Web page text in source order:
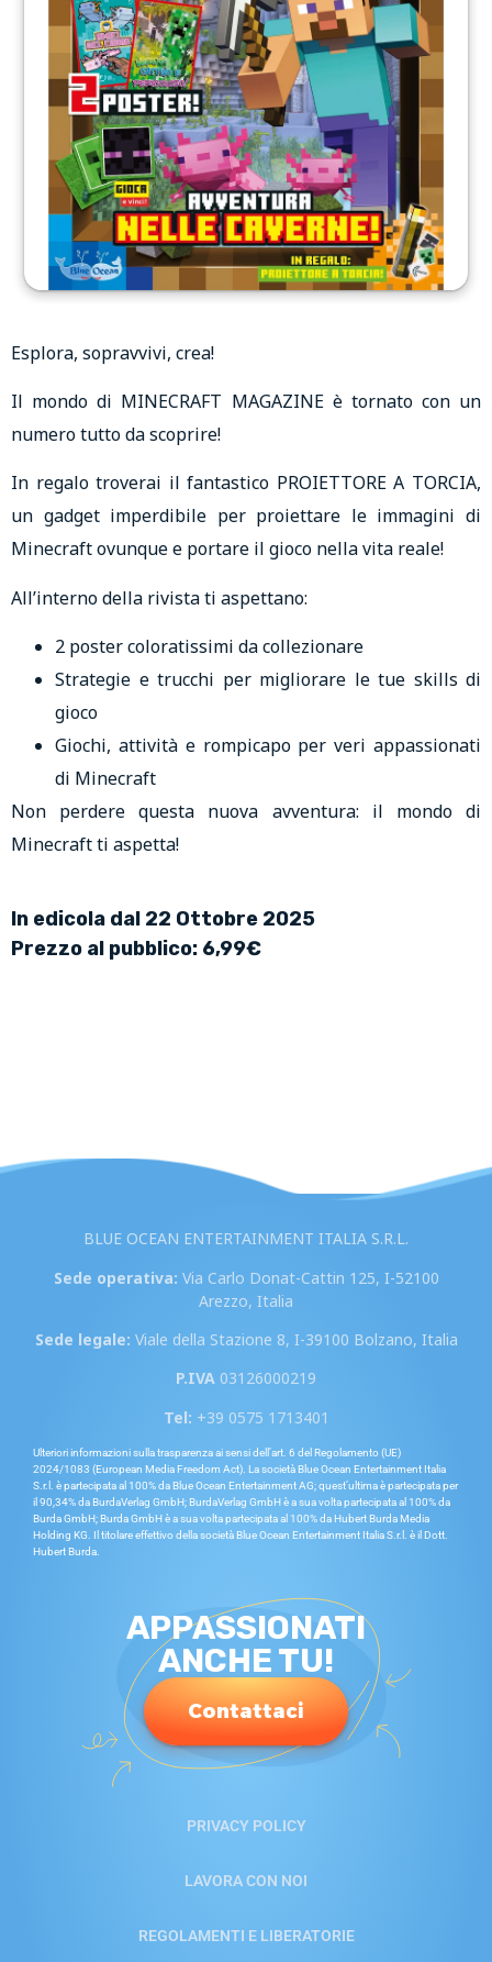
Esplora, sopravvivi, crea!
Il mondo di MINECRAFT MAGAZINE è tornato con un
numero tutto da scoprire!
In regalo troverai il fantastico PROIETTORE A TORCIA,
un gadget imperdibile per proiettare le immagini di
Minecraft ovunque e portare il gioco nella vita reale!
All’interno della rivista ti aspettano:
2 poster coloratissimi da collezionare
Strategie e trucchi per migliorare le tue skills di
gioco
Giochi, attività e rompicapo per veri appassionati
di Minecraft
Non perdere questa nuova avventura: il mondo di
Minecraft ti aspetta!
In edicola dal 22 Ottobre 2025
Prezzo al pubblico: 6,99€
BLUE OCEAN ENTERTAINMENT ITALIA S.R.L.
Sede operativa: Via Carlo Donat-Cattin 125, I-52100
Arezzo, Italia
Sede legale: Viale della Stazione 8, I-39100 Bolzano, Italia
P.IVA 03126000219
Tel: +39 0575 1713401
Ulteriori informazioni sulla trasparenza ai sensi dell’art. 6 del Regolamento (UE)
2024/1083 (European Media Freedom Act). La società Blue Ocean Entertainment Italia
S.r.l. è partecipata al 100% da Blue Ocean Entertainment AG; quest’ultima è partecipata per
il 90,34% da BurdaVerlag GmbH; BurdaVerlag GmbH è a sua volta partecipata al 100% da
Burda GmbH; Burda GmbH è a sua volta partecipata al 100% da Hubert Burda Media
Holding KG. Il titolare effettivo della società Blue Ocean Entertainment Italia S.r.l. è il Dott.
Hubert Burda.
APPASSIONATI
ANCHE TU!
Contattaci
PRIVACY POLICY
LAVORA CON NOI
REGOLAMENTI E LIBERATORIE